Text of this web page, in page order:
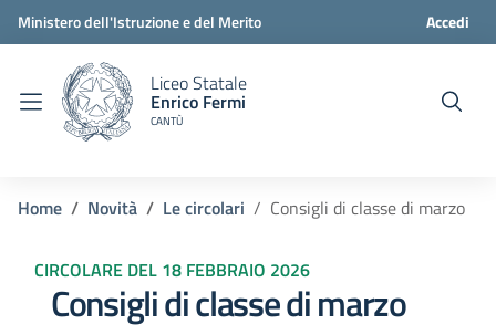
Ministero dell'Istruzione e del Merito Accedi
Liceo Statale
Enrico Fermi
CANTÙ
Home Novità Le circolari Consigli di classe di marzo
CIRCOLARE DEL 18 FEBBRAIO 2026
Consigli di classe di marzo